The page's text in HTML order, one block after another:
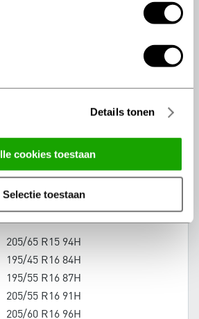
Details tonen
alle cookies toestaan
selectie toestaan
185/65 R14 86H
185/65 R15 88H
195/55 R15 85H
205/65 R15 94H
195/45 R16 84H
195/55 R16 87H
205/55 R16 91H
205/60 R16 96H